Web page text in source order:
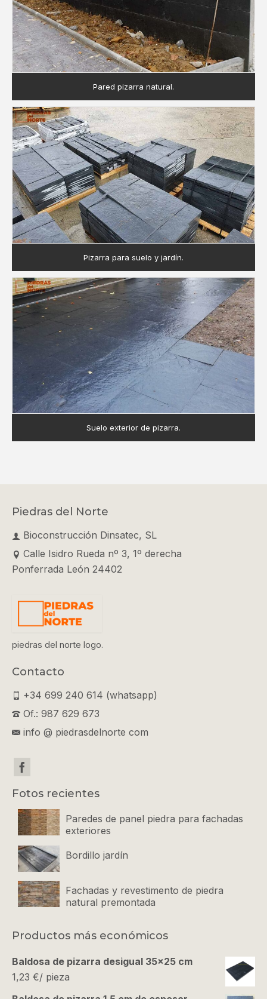
Pared pizarra natural.
Pizarra para suelo y jardín.
Suelo exterior de pizarra.
Piedras del Norte
Bioconstrucción Dinsatec, SL
Calle Isidro Rueda nº 3, 1º derecha
Ponferrada León 24402
piedras del norte logo.
Contacto
+34 699 240 614 (whatsapp)
Of.: 987 629 673
info @ piedrasdelnorte com
Fotos recientes
Paredes de panel piedra para fachadas
exteriores
Bordillo jardín
Fachadas y revestimento de piedra
natural premontada
Productos más económicos
Baldosa de pizarra desigual 35x25 cm
1,23 €/ pieza